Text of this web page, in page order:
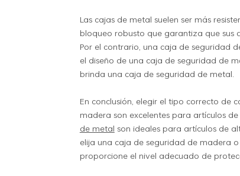
Las cajas de metal suelen ser más
bloqueo robusto que garantiza que sus
Por el contrario, una caja de seguridad
el diseño de una caja de seguridad de
brinda una caja de seguridad de metal.
En conclusión, elegir el tipo correcto de
madera son excelentes para artículos
de metal son ideales para artículos de
elija una caja de seguridad de madera
proporcione el nivel adecuado de